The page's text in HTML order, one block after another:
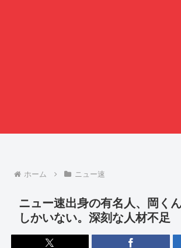
ホーム ニュー速
ニュー速出身の有名人、岡く
しかいない。深刻な人材不足